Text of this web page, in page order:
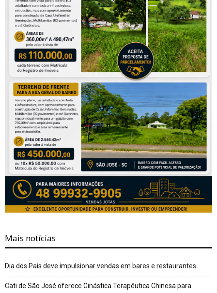
Mais notícias
Dia dos Pais deve impulsionar vendas em bares e restaurantes
Cati de São José oferece Ginástica Terapêutica Chinesa para